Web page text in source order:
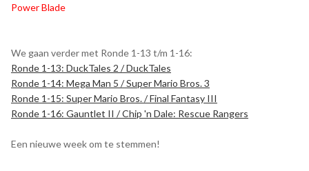
Power Blade
We gaan verder met Ronde 1-13 t/m 1-16:
Ronde 1-13: DuckTales 2 / DuckTales
Ronde 1-14: Mega Man 5 / Super Mario Bros. 3
Ronde 1-15: Super Mario Bros. / Final Fantasy III
Ronde 1-16: Gauntlet II / Chip 'n Dale: Rescue Rangers
Een nieuwe week om te stemmen!